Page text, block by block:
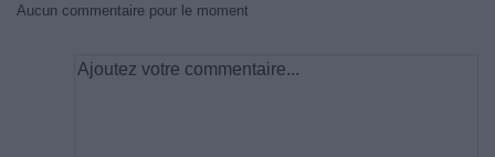
Aucun commentaire pour le moment